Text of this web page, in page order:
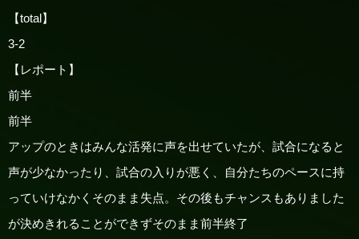
【total】
3-2
【レポート】
前半
前半
アップのときはみんな活発に声を出せていたが、試合になると
声が少なかったり、試合の入りが悪く、自分たちのペースに持
っていけなかくそのまま失点。その後もチャンスもありました
が決めきれることができずそのまま前半終了